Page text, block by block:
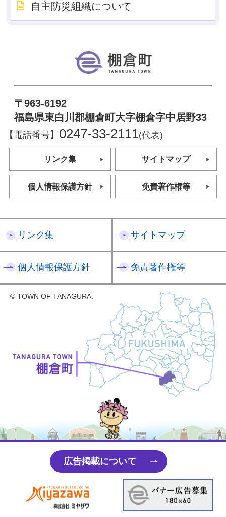
自主防災組織について
〒963-6192
福島県東白川郡棚倉町大字棚倉字中居野33
【電話番号】 0247-33-2111(代表)
リンク集 サイトマップ
個人情報保護方針 免責著作権等
リンク集 サイトマップ
個人情報保護方針 免責著作権等
© TOWN OF TANAGURA.
広告掲載について